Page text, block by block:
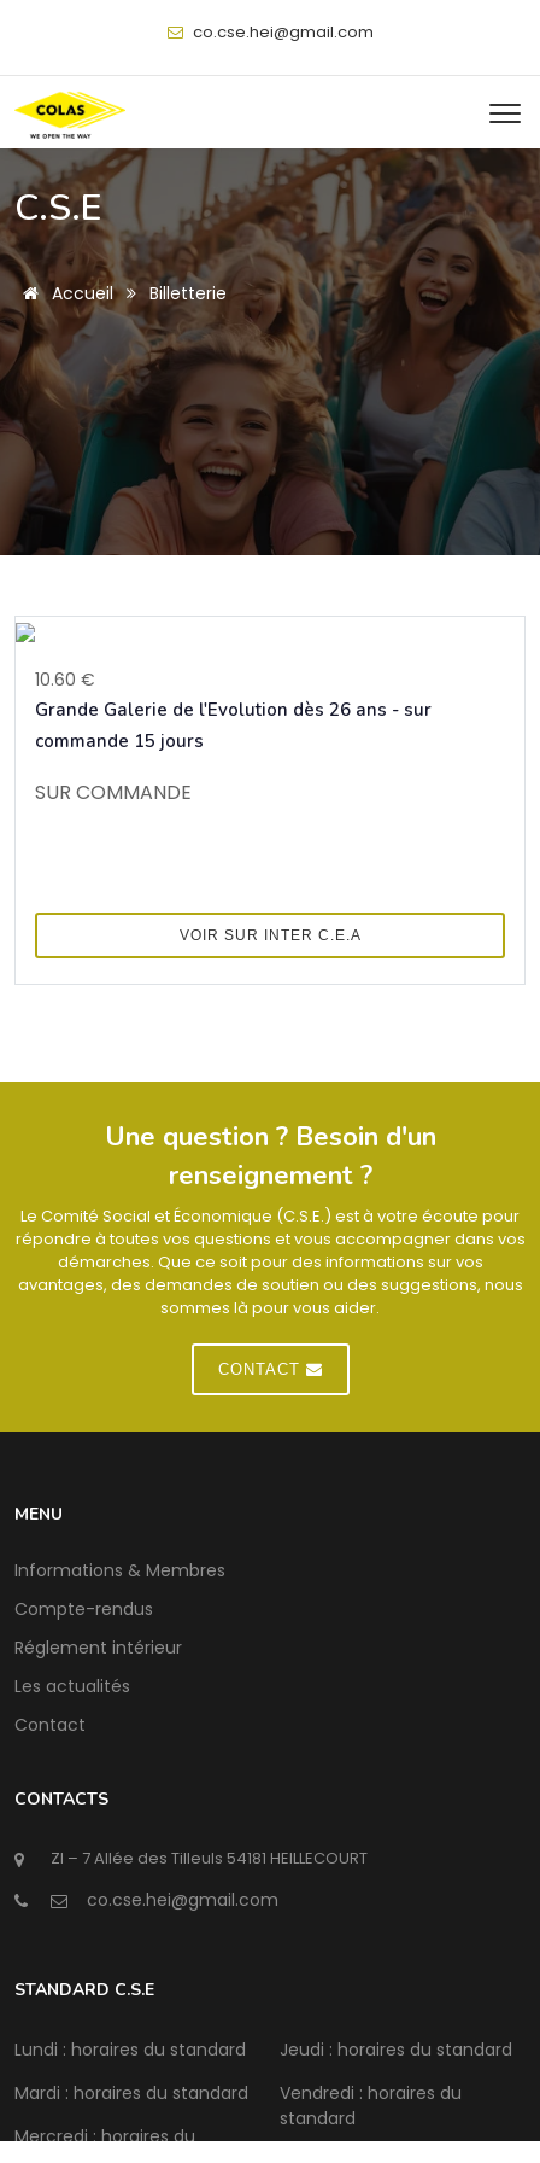
@
C.S.E
Accueil Billetterie
10.60 €
Grande Galerie de l'Evolution dès 26 ans - sur
commande 15 jours
SUR COMMANDE
VOIR SUR INTER C.E.A
Une question ? Besoin d'un
renseignement ?
Le Comité Social et Économique (C.S.E.) est à votre écoute pour
répondre à toutes vos questions et vous accompagner dans vos
démarches. Que ce soit pour des informations sur vos
avantages, des demandes de soutien ou des suggestions, nous
sommes là pour vous aider.
CONTACT
MENU
Informations & Membres
Compte-rendus
Réglement intérieur
Les actualités
Contact
CONTACTS
ZI – 7 Allée des Tilleuls 54181 HEILLECOURT
@
STANDARD C.S.E
Lundi : horaires du standard
Mardi : horaires du standard
Mercredi : horaires du
Jeudi : horaires du standard
Vendredi : horaires du
standard